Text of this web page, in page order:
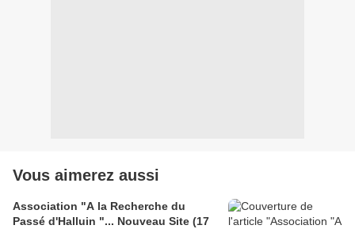
Vous aimerez aussi
Association "A la Recherche du
Passé d'Halluin "... Nouveau Site (17